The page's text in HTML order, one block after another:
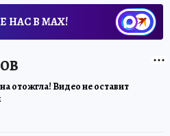
НАС В МАХ!
отожгла! Видео не оставит